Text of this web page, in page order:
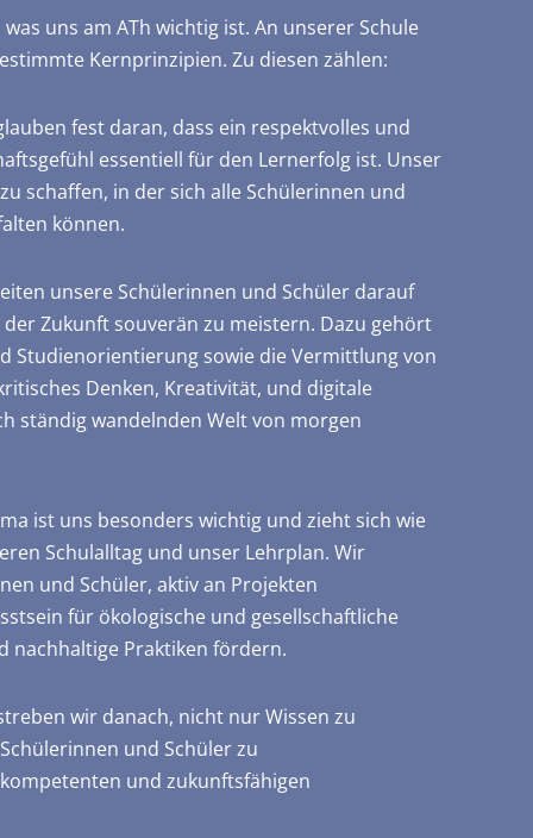
uns am ATh wichtig ist. An unserer Schule
Kernprinzipien. Zu diesen zählen:
fest daran, dass ein respektvolles und
essentiell für den Lernerfolg ist. Unser
schaffen, in der sich alle Schülerinnen und
können.
unsere Schülerinnen und Schüler darauf
Zukunft souverän zu meistern. Dazu gehört
Studienorientierung sowie die Vermittlung von
Denken, Kreativität, und digitale
ständig wandelnden Welt von morgen
ist uns besonders wichtig und zieht sich wie
Schulalltag und unser Lehrplan. Wir
und Schüler, aktiv an Projekten
für ökologische und gesellschaftliche
nachhaltige Praktiken fördern.
wir danach, nicht nur Wissen zu
und Schüler zu
und zukunftsfähigen